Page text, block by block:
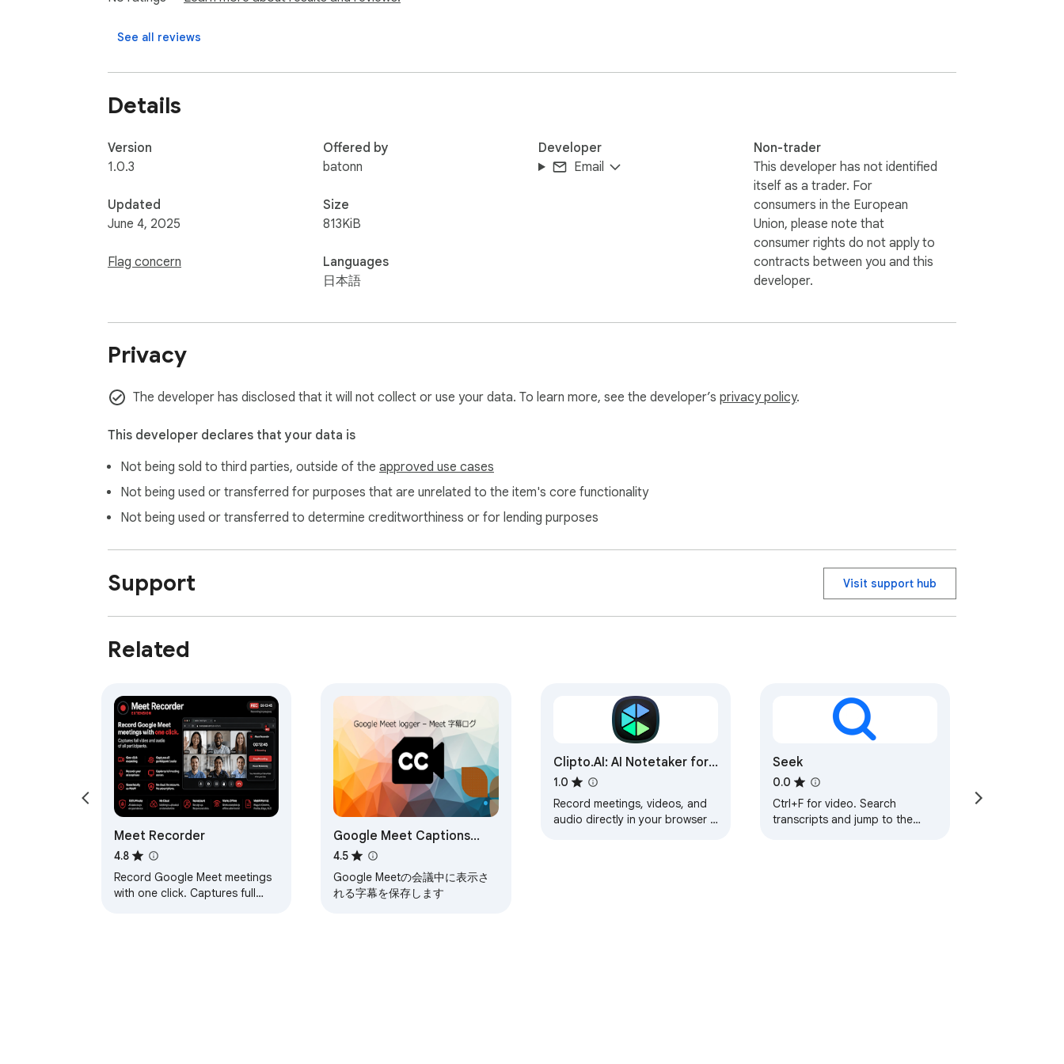
See all reviews
Details
Version
1.0.3
Updated
June 4, 2025
Flag concern
Offered by
batonn
Size
813KiB
Languages
日本語
Developer
Email
Non-trader
This developer has not identified
itself as a trader. For
consumers in the European
Union, please note that
consumer rights do not apply to
contracts between you and this
developer.
Privacy
The developer has disclosed that it will not collect or use your data. To learn more, see the developer’s privacy policy.
This developer declares that your data is
Not being sold to third parties, outside of the approved use cases
Not being used or transferred for purposes that are unrelated to the item's core functionality
Not being used or transferred to determine creditworthiness or for lending purposes
Support Visit support hub
Related
Meet Recorder
4.8
Record Google Meet meetings
with one click. Captures full
Google Meet Captions
Logger - Google Meet 字幕
ログ
4.5
Google Meetの会議中に表示さ
れる字幕を保存します
Clipto.AI: AI Notetaker for
Meetings & Web Audio
1.0
Record meetings, videos, and
audio directly in your browser -
Seek
0.0
Ctrl+F for video. Search
transcripts and jump to the